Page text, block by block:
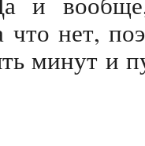
что нет,
минут и